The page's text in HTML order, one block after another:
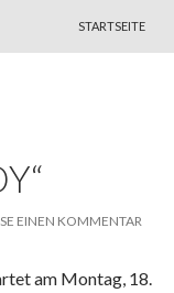
STARTSEITE
EINEN KOMMENTAR
am Montag, 18.